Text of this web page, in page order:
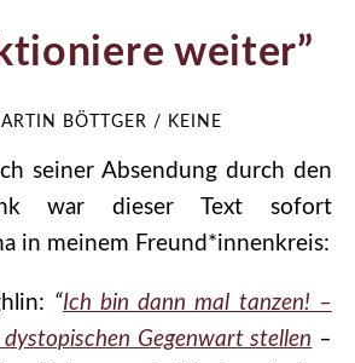
weiter”
BÖTTGER /
KEINE
seiner Absendung durch den
war dieser Text sofort
in meinem Freund*innenkreis:
“Ich bin dann mal tanzen! –
Gegenwart stellen –